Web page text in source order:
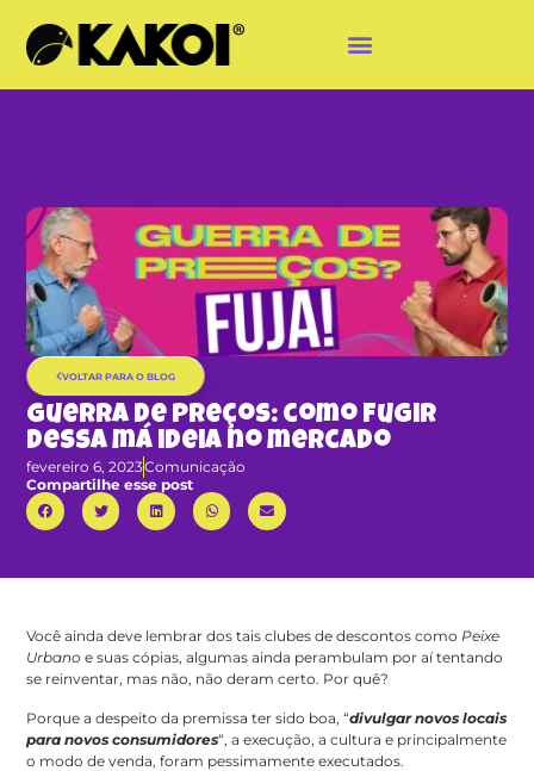
VOLTAR PARA O BLOG
Guerra de Preços: como fugir
dessa má ideia no mercado
fevereiro 6, 2023Comunicação
Compartilhe esse post
Você ainda deve lembrar dos tais clubes de descontos comoPeixe
Urbano e suas cópias, algumas ainda perambulam por aí tentando
se reinventar, mas não, não deram certo. Por quê?
Porque a despeito da premissa ter sido boa, “divulgar novos locais
para novos consumidores“, a execução, a cultura e principalmente
o modo de venda, foram pessimamente executados.